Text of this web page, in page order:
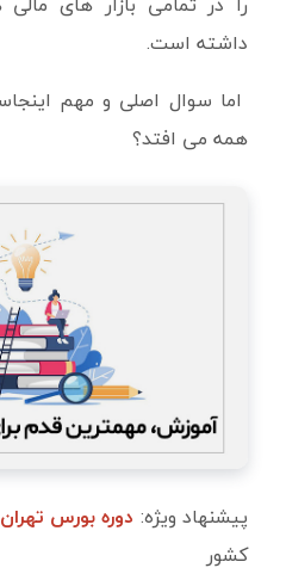
داشته است.
اما سوال اصلی و مهم
همه می افتد؟
پیشنهاد ویژه: دوره بورس تهران
کشور